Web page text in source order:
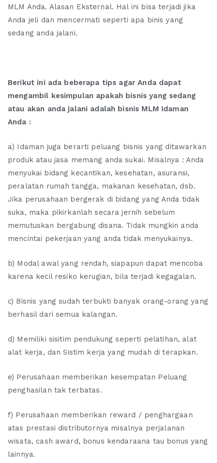
MLM Anda. Alasan Eksternal. Hal ini bisa terjadi jika
Anda jeli dan mencermati seperti apa binis yang
sedang anda jalani.
Berikut ini ada beberapa tips agar Anda dapat
mengambil kesimpulan apakah bisnis yang sedang
atau akan anda jalani adalah bisnis MLM Idaman
Anda :
a) Idaman juga berarti peluang bisnis yang ditawarkan
produk atau jasa memang anda sukai. Misalnya : Anda
menyukai bidang kecantikan, kesehatan, asuransi,
peralatan rumah tangga, makanan kesehatan, dsb.
Jika perusahaan bergerak di bidang yang Anda tidak
suka, maka pikirkanlah secara jernih sebelum
memutuskan bergabung disana. Tidak mungkin anda
mencintai pekerjaan yang anda tidak menyukainya.
b) Modal awal yang rendah, siapapun dapat mencoba
karena kecil resiko kerugian, bila terjadi kegagalan.
c) Bisnis yang sudah terbukti banyak orang-orang yang
berhasil dari semua kalangan.
d) Memiliki sisitim pendukung seperti pelatihan, alat
alat kerja, dan Sistim kerja yang mudah di terapkan.
e) Perusahaan memberikan kesempatan Peluang
penghasilan tak terbatas.
f) Perusahaan memberikan reward / penghargaan
atas prestasi distributornya misalnya perjalanan
wisata, cash award, bonus kendaraan‎a tau bonus yang
lainnya.